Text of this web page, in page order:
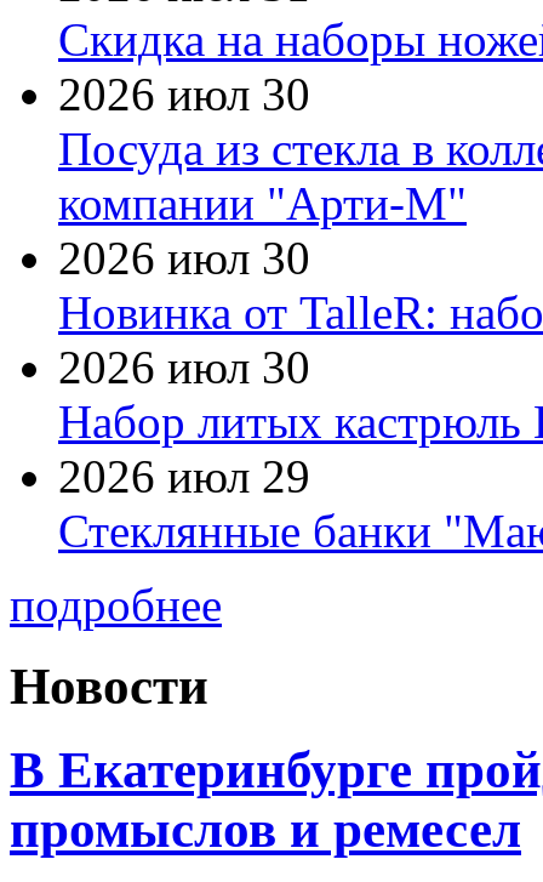
Скидка на наборы
2026 июл 30
Посуда из стекла в
компании "Арти-М"
2026 июл 30
Новинка от TalleR:
2026 июл 30
Набор литых кастрюль
2026 июл 29
Стеклянные банки
подробнее
Новости
В Екатеринбурге
промыслов и ремесел